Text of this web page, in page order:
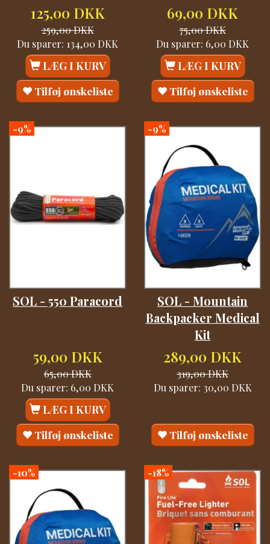
125,00 DKK
259,00 DKK
Du sparer: 134,00 DKK
LÆG I KURV
Tilføj ønskeliste
69,00 DKK
75,00 DKK
Du sparer: 6,00 DKK
LÆG I KURV
Tilføj ønskeliste
-9%
SOL - 550 Paracord
59,00 DKK
65,00 DKK
Du sparer: 6,00 DKK
LÆG I KURV
Tilføj ønskeliste
-9%
SOL - Mountain
Backpacker Medical
Kit
289,00 DKK
319,00 DKK
Du sparer: 30,00 DKK
Tilføj ønskeliste
-10% -18%